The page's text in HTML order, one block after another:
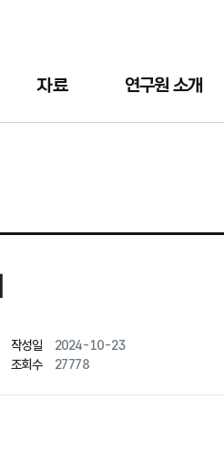
자료 연구원 소개
작성일
2024-10-23
조회수 27778